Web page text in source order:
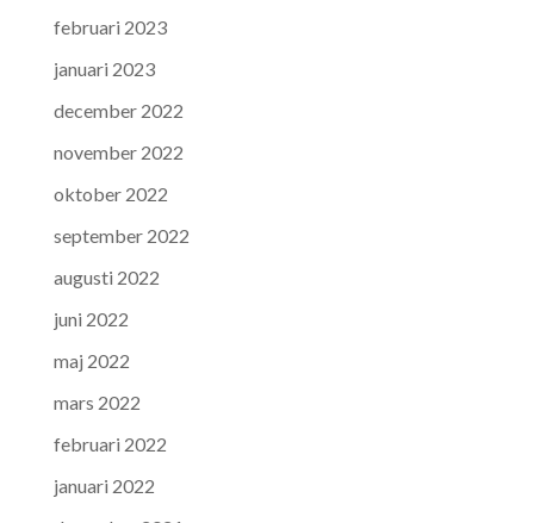
februari 2023
januari 2023
december 2022
november 2022
oktober 2022
september 2022
augusti 2022
juni 2022
maj 2022
mars 2022
februari 2022
januari 2022